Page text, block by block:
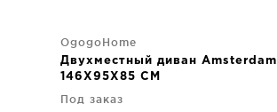
OgogoHome
Двухместный диван Amsterdam
146X95X85 CM
Под заказ